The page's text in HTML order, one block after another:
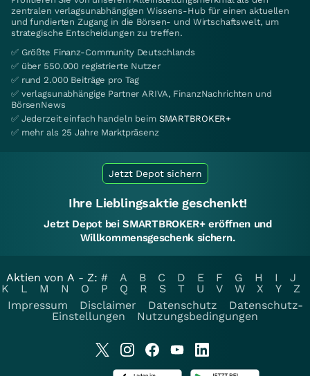
zentralen verlagsunabhängigen Wissens-Hub für einen aktuellen
und fundierten Zugang in die Börsen- und Wirtschaftswelt, um
strategische Entscheidungen zu treffen.
✅ Größte Finanz-Community Deutschlands
✅ über 550.000 registrierte Nutzer
✅ rund 2.000 Beiträge pro Tag
✅ verlagsunabhängige Partner ARIVA, FinanzNachrichten und
BörsenNews
✅ Jederzeit einfach handeln beim SMARTBROKER+
✅ mehr als 25 Jahre Marktpräsenz
Jetzt Depot sichern
Ihre Lieblingsaktie geschenkt!
Jetzt Depot bei SMARTBROKER+ eröffnen und
Willkommensgeschenk sichern.
Aktien von A - Z: # A B C D E F G H I
J
K
L M N O P Q R S T U V W X Y
Z
Impressum
Disclaimer Datenschutz
Datenschutz-
Einstellungen
Nutzungsbedingungen